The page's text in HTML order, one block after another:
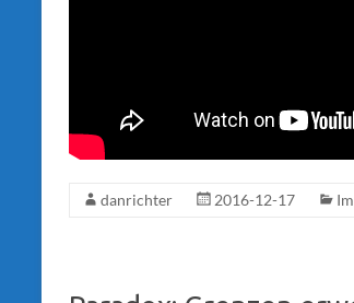
danrichter 2016-12-17